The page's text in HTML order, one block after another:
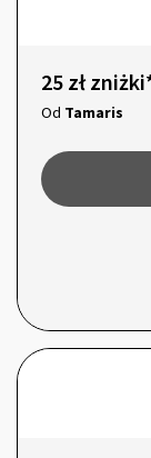
Od Tamaris